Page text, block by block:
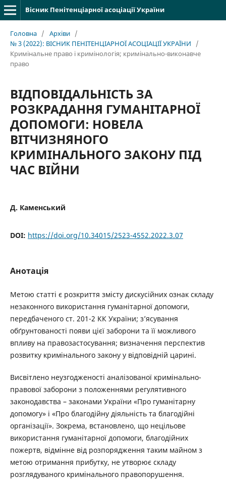
Вісник Пенітенціарної асоціації України
Головна / Архіви /
№ 3 (2022): ВІСНИК ПЕНІТЕНЦІАРНОЇ АСОЦІАЦІЇ УКРАЇНИ
/
Кримінальне право і кримінологія; кримінально-виконавче
право
ВІДПОВІДАЛЬНІСТЬ ЗА
РОЗКРАДАННЯ ГУМАНІТАРНОЇ
ДОПОМОГИ: НОВЕЛА
ВІТЧИЗНЯНОГО
КРИМІНАЛЬНОГО ЗАКОНУ ПІД
ЧАС ВІЙНИ
Д. Каменський
DOI: https://doi.org/10.34015/2523-4552.2022.3.07
Анотація
Метою статті є розкриття змісту дискусійних ознак складу
незаконного використання гуманітарної допомоги,
передбаченого ст. 201-2 КК України; з’ясування
обґрунтованості появи цієї заборони та її можливого
впливу на правозастосування; визначення перспектив
розвитку кримінального закону у відповідній царині.
Висвітлено неузгодженості аналізованої кримінально-
правової заборони з положеннями регулятивного
законодавства – законами України «Про гуманітарну
допомогу» і «Про благодійну діяльність та благодійні
організації». Зокрема, встановлено, що нецільове
використання гуманітарної допомоги, благодійних
пожертв, відмінне від розпорядження таким майном з
метою отримання прибутку, не утворює складу
розглядуваного кримінального правопорушення.